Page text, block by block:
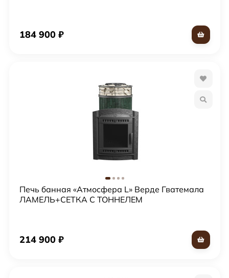
184 900 ₽
Печь банная «Атмосфера L» Верде Гватемала
ЛАМЕЛЬ+СЕТКА С ТОННЕЛЕМ
214 900 ₽